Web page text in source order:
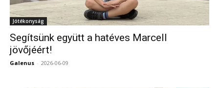
Jótékonyság
Segítsünk együtt a hatéves Marcell
jövőjéért!
Galenus - 2026-06-09